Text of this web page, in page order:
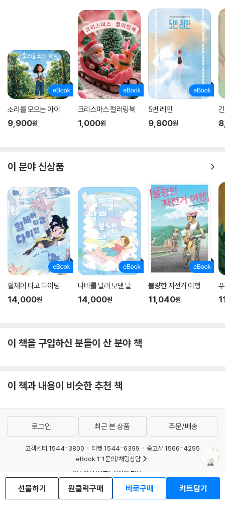
소리를 모으는 아이
9,900원
크리스마스 컬러링북
1,000원
5번 레인
9,800원
이 분야 신상품
휠체어 타고 다이빙
14,000원
나비를 날려 보낸 날
14,000원
불량한 자전거 여행
11,040원
이 책을 구입하신 분들이 산 분야 책
이 책과 내용이 비슷한 추천 책
선물하기 원클릭구매 바로구매 카트담기
로그인 최근 본 상품 주문/배송
고객센터 1544-3800 티켓 1544-6399
중고샵 1566-4295
eBook 1:1문의/채팅상담
예스이십사(주) 사업자 정보
이용약관
개인정보처리방침
청소년보호정책
PC버전
회사소개
거래처관계자께